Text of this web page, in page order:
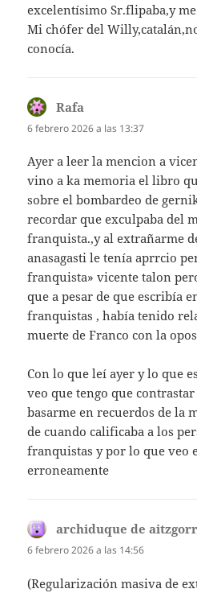
excelentísimo Sr.flipaba,y me
Mi chófer del
conocía.
Rafa
6 febrero 2026 a las 13:37
Ayer a leer la mencion a
vino a ka memoria el libro
sobre el bombardeo de
recordar que exculpaba del
franquista.,y al extrañarme
anasagasti le tenía aprrcio
franquista» vicente talon
que a pesar de que escribía
franquistas , había tenido
muerte de Franco con la
Con lo que leí ayer y lo que
veo que tengo que contrastar
basarme en recuerdos de la
de cuando calificaba a los
franquistas y por lo que veo
erroneamente
archiduque de
6 febrero 2026 a las 14:56
(Regularización masiva de